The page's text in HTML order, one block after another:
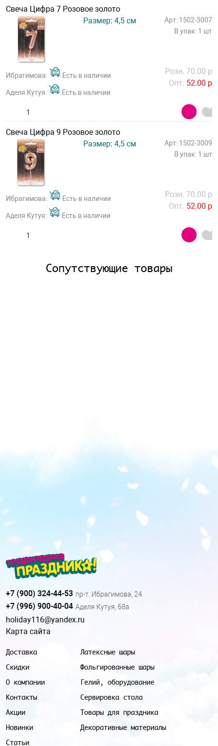
Свеча Цифра 7 Розовое золото
Размер: 4,5 см
Арт: 1502-3007
В упак: 1 шт
Ибрагимова: Есть в наличии
Аделя Кутуя: Есть в наличии
Розн. 70.00 р
Опт. 52.00 р
Свеча Цифра 9 Розовое золото
Размер: 4,5 см
Арт: 1502-3009
В упак: 1 шт
Ибрагимова: Есть в наличии
Аделя Кутуя: Есть в наличии
Розн. 70.00 р
Опт. 52.00 р
Сопутствующие товары
Доставка
Скидки
О компании
Контакты
Акции
Новинки
Статьи
Латексные шары
Фольгированные шары
Гелий, оборудование
Сервировка стола
Товары для праздника
Декоративные материалы
+7 (900) 324-44-53 пр-т. Ибрагимова, 24
+7 (996) 900-40-04 Аделя Кутуя, 68а
holiday116@yandex.ru
Карта сайта